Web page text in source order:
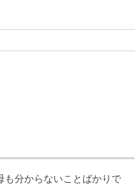
しゃれな
も分からないことばかりで